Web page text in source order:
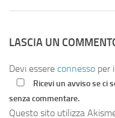
LASCIA UN
Devi essere connesso per
Ricevi un avviso se ci
senza commentare.
Questo sito utilizza